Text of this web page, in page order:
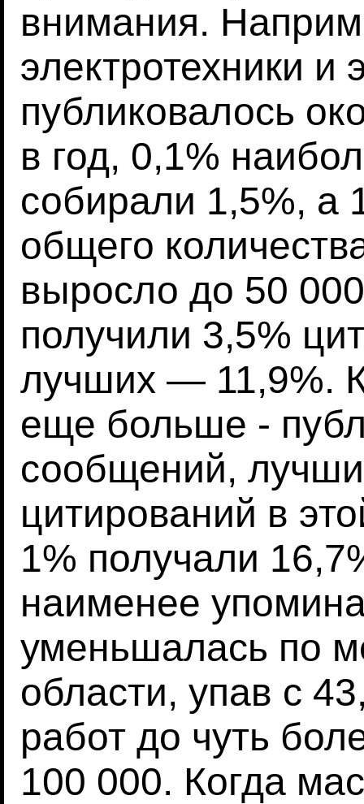
внимания.
электротехники и
публиковалось
в год, 0,1%
собирали 1,5%, а
общего
выросло до 50
получили 3,5%
лучших — 11,9%.
еще больше -
сообщений,
цитирований в
1% получали
наименее
уменьшалась по
области, упав с
работ до чуть
100 000. Когда